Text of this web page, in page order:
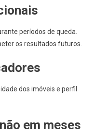
períodos de queda.
os resultados futuros.
dos imóveis e perfil
em meses